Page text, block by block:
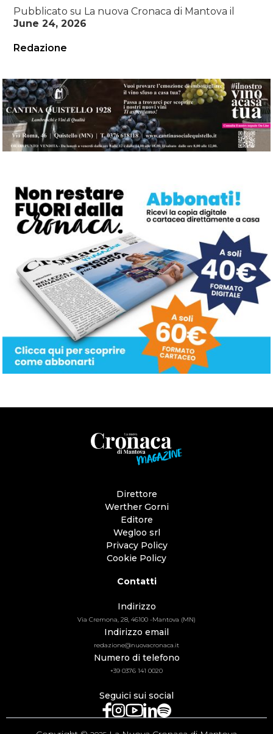
Pubblicato su La nuova Cronaca di Mantova il
June 24, 2026
Redazione
Direttore
Werther Gorni
Editore
Wegloo srl
Privacy Policy
Cookie Policy
Contatti
Indirizzo
Via Cremona, 28, 46100 -Mantova (MN)
Indirizzo email
redazione@nuovacronaca.it
Numero di telefono
+39 0376 141 0020
Seguici sui social